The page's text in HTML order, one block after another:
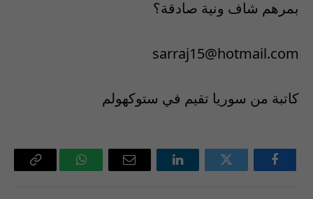
بمرهم شاف ونية صادقة؟
sarraj15@hotmail.com
كاتبة من سوريا تقيم في ستوكهولم
فيسبوك تويتر لينكدإن
البريد
واتساب Copy